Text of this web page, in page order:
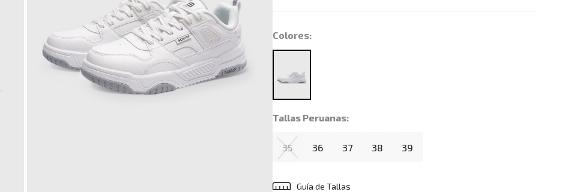
Colores:
Tallas Peruanas:
35 36 37 38 39
Guía de Tallas